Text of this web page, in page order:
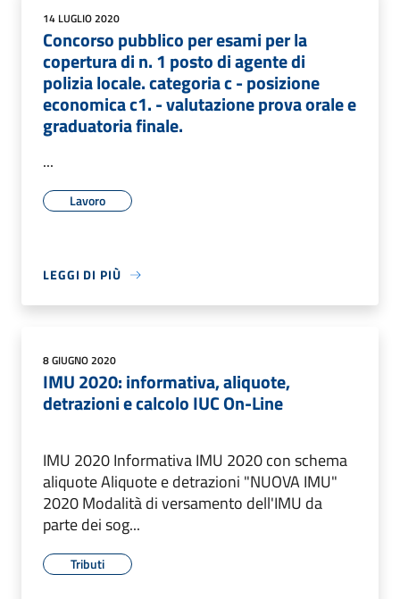
14 LUGLIO 2020
Concorso pubblico per esami per la
copertura di n. 1 posto di agente di
polizia locale. categoria c - posizione
economica c1. - valutazione prova orale e
graduatoria finale.
...
Lavoro
LEGGI DI PIÙ
8 GIUGNO 2020
IMU 2020: informativa, aliquote,
detrazioni e calcolo IUC On-Line
IMU 2020 Informativa IMU 2020 con schema
aliquote Aliquote e detrazioni "NUOVA IMU"
2020 Modalità di versamento dell'IMU da
parte dei sog...
Tributi